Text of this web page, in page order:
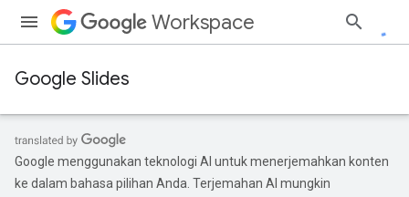
Workspace
Google Slides
Google menggunakan teknologi AI untuk menerjemahkan konten
ke dalam bahasa pilihan Anda. Terjemahan AI mungkin